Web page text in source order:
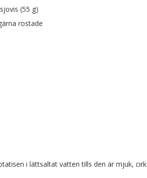
(55 g)
rostade
i lättsaltat vatten tills den är mjuk,